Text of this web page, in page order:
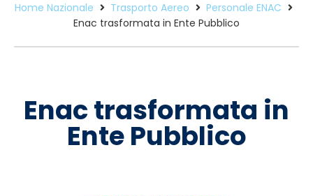
Home Nazionale Trasporto Aereo
Personale ENAC
Enac trasformata in Ente Pubblico
Enac trasformata in
Ente Pubblico